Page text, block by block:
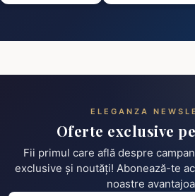
ELEGANZA
Oferte exclusive
Fii primul care află despre
exclusive și noutăți! Abonează-te
noastre